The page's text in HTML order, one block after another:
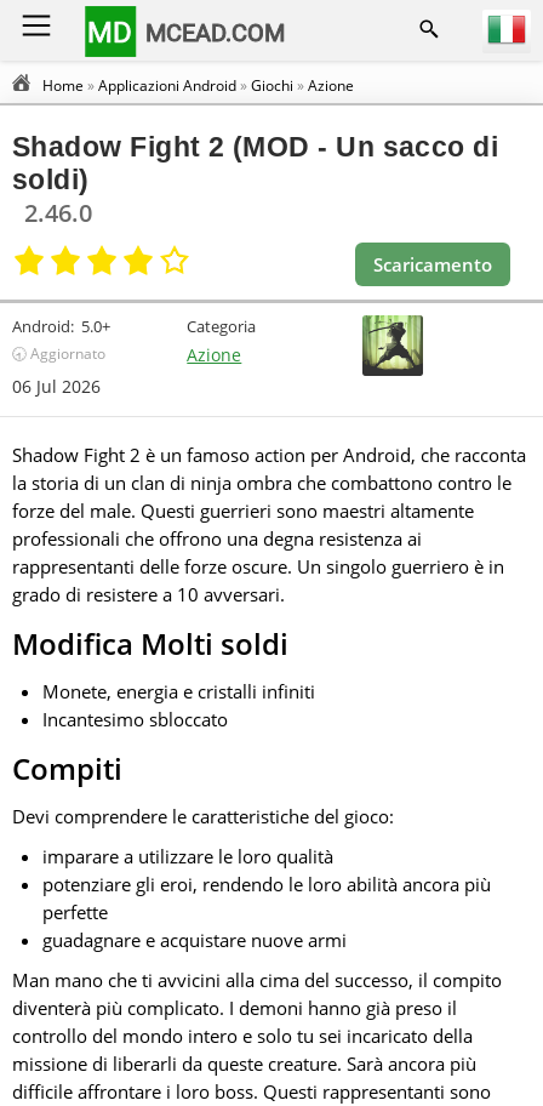
MD MCEAD.COM
Home »Applicazioni Android»Giochi »Azione
Shadow Fight 2 (MOD - Un sacco di
soldi)
2.46.0
Scaricamento
Android: 5.0+
🕣 Aggiornato
06 Jul 2026
Categoria
Azione
Shadow Fight 2 è un famoso action per Android, che racconta
la storia di un clan di ninja ombra che combattono contro le
forze del male. Questi guerrieri sono maestri altamente
professionali che offrono una degna resistenza ai
rappresentanti delle forze oscure. Un singolo guerriero è in
grado di resistere a 10 avversari.
Modifica Molti soldi
Monete, energia e cristalli infiniti
Incantesimo sbloccato
Compiti
Devi comprendere le caratteristiche del gioco:
imparare a utilizzare le loro qualità
potenziare gli eroi, rendendo le loro abilità ancora più
perfette
guadagnare e acquistare nuove armi
Man mano che ti avvicini alla cima del successo, il compito
diventerà più complicato. I demoni hanno già preso il
controllo del mondo intero e solo tu sei incaricato della
missione di liberarli da queste creature. Sarà ancora più
difficile affrontare i loro boss. Questi rappresentanti sono